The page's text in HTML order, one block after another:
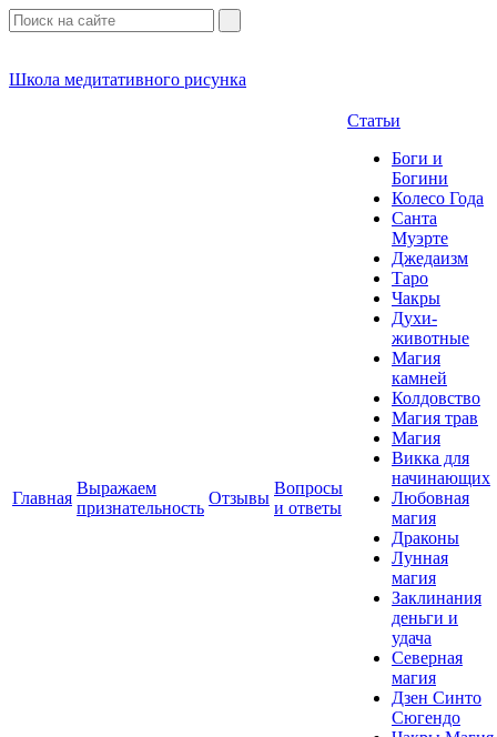
Школа медитативного рисунка
Главная
Выражаем
признательность
Отзывы
Вопросы
и ответы
Статьи
Боги и
Богини
Колесо Года
Санта
Муэрте
Джедаизм
Таро
Чакры
Духи-
животные
Магия
камней
Колдовство
Магия трав
Магия
Викка для
начинающих
Любовная
магия
Драконы
Лунная
магия
Заклинания
деньги и
удача
Северная
магия
Дзен Синто
Сюгендо